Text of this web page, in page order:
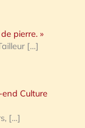
pierre. »
[…]
Culture
[…]